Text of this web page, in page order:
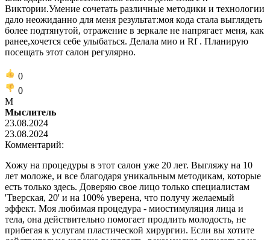
Виктории.Умение сочетать различные методики и технологии
дало неожиданно для меня результат:моя кода стала выглядеть
более подтянутой, отражение в зеркале не напрягает меня, как
ранее,хочется себе улыбаться. Делала мио и Rf . Планирую
посещать этот салон регулярно.
0
0
М
Мыслитель
23.08.2024
23.08.2024
Комментарий:
Хожу на процедуры в этот салон уже 20 лет. Выгляжу на 10
лет моложе, и все благодаря уникальным методикам, которые
есть только здесь. Доверяю свое лицо только специалистам
'Тверская, 20' и на 100% уверена, что получу желаемый
эффект. Моя любимая процедура - миостимуляция лица и
тела, она действительно помогает продлить молодость, не
прибегая к услугам пластической хирургии. Если вы хотите